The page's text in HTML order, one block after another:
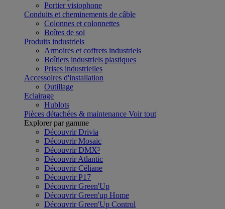
Portier visiophone
Conduits et cheminements de câble
Colonnes et colonnettes
Boîtes de sol
Produits industriels
Armoires et coffrets industriels
Boîtiers industriels plastiques
Prises industrielles
Accessoires d'installation
Outillage
Eclairage
Hublots
Pièces détachées & maintenance Voir tout
Explorer par gamme
Découvrir Drivia
Découvrir Mosaic
Découvrir DMX³
Découvrir Atlantic
Découvrir Céliane
Découvrir P17
Découvrir Green'Up
Découvrir Green'up Home
Découvrir Green'Up Control